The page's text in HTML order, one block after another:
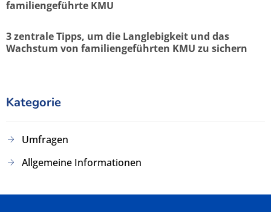
familiengeführte KMU
3 zentrale Tipps, um die Langlebigkeit und das
Wachstum von familiengeführten KMU zu sichern
Kategorie
Umfragen
Allgemeine Informationen